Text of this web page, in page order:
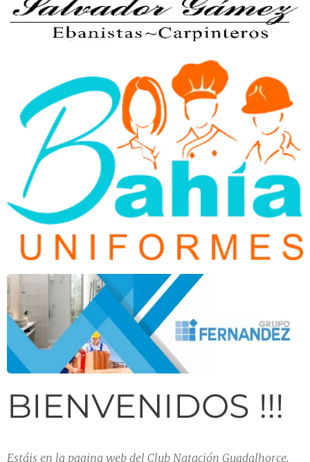
BIENVENIDOS !!!
Estáis en la pagina web del Club Natación Guadalhorce.